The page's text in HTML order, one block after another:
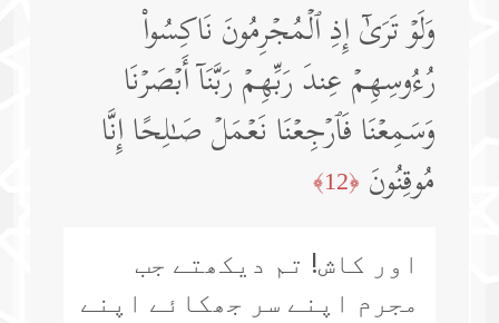
وَلَوۡ تَرَىٰۤ إِذِ ٱلۡمُجۡرِمُونَ نَاكِسُوا۟
رُءُوسِهِمۡ عِندَ رَبِّهِمۡ رَبَّنَاۤ أَبۡصَرۡنَا
وَسَمِعۡنَا فَٱرۡجِعۡنَا نَعۡمَلۡ صَـٰلِحًا إِنَّا
مُوقِنُونَ ﴿12﴾
اور کاش! تم دیکھتے جب
مجرم اپنے سر جھکائے اپنے